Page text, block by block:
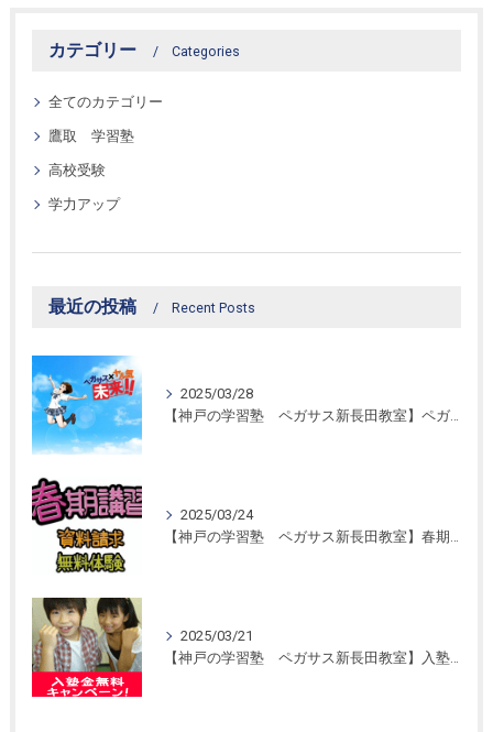
カテゴリー Categories
全てのカテゴリー
鷹取 学習塾
高校受験
学力アップ
最近の投稿 Recent Posts
2025/03/28
【神戸の学習塾 ペガサス新長田教室】ペガサス学習スタイル！
2025/03/24
【神戸の学習塾 ペガサス新長田教室】春期講習開催！
2025/03/21
【神戸の学習塾 ペガサス新長田教室】入塾金無料キャンペーン！